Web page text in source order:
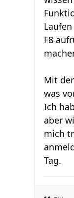
F8
Mit
was
Ich
aber
mich
Tag.